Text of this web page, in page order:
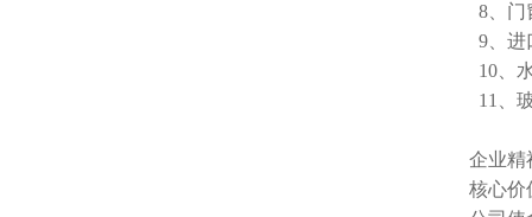
8、门
9、进
10、
11、
企业精
核心价